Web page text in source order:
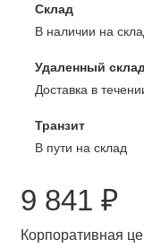
Склад
В наличии на
Удаленный
Доставка в
Транзит
В пути на склад
9 841 ₽
Корпоративная